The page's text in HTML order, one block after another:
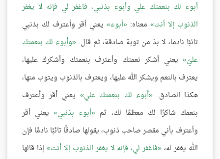
أبوء لك بنعمتك علي وأبوء بذنبي، فاغفر لي فإنه لا يغفر
الذنوب إلا أنت معناه: أبوء يعني أقر وأعترف لك بذنبي
تائبًا نادما، لا بدّ من توبة صادقة، ثم قال: وأبوء لك بنعمتك
عليّ
يعني أشكر نعمتك وأعترف بنعمتك وأشكرك عليها،
يعترف بالنعم ويشكر الله عليها، ويعترف بالذنوب ويتوب منها،
هكذا الصادق.
أبوء لك بنعمتك علي
يعني أقر وأعترف
بنعمك شاكرًا لك معظمًا لك، ثم
أبوء بذنبي يعني أقر
وأعترف بأني مقصر صاحب ذنوب، يقولها صادقًا تائبًا نادمًا فإن
الله يغفر له، فاغفر لي، فإنه لا يغفر الذنوب إلا أنت إذا قالها